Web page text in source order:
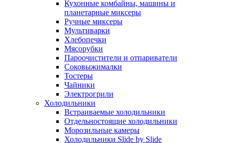
Кухонные комбайны, машины и
планетарные миксеры
Ручные миксеры
Мультиварки
Хлебопечки
Мясорубки
Пароочистители и отпариватели
Соковыжималки
Тостеры
Чайники
Электрогрили
Холодильники
Встраиваемые холодильники
Отдельностоящие холодильники
Морозильные камеры
Холодильники Slide by Slide